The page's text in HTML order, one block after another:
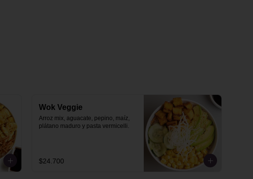
Wok Veggie
Arroz mix, aguacate, pepino, maíz,
plátano maduro y pasta vermicelli.
$24.700